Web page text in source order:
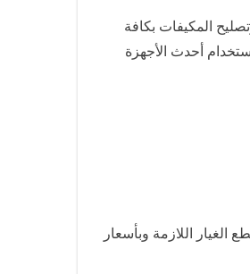
المكيفات بكافة
أحدث الأجهزة
اللازمة وبأسعار